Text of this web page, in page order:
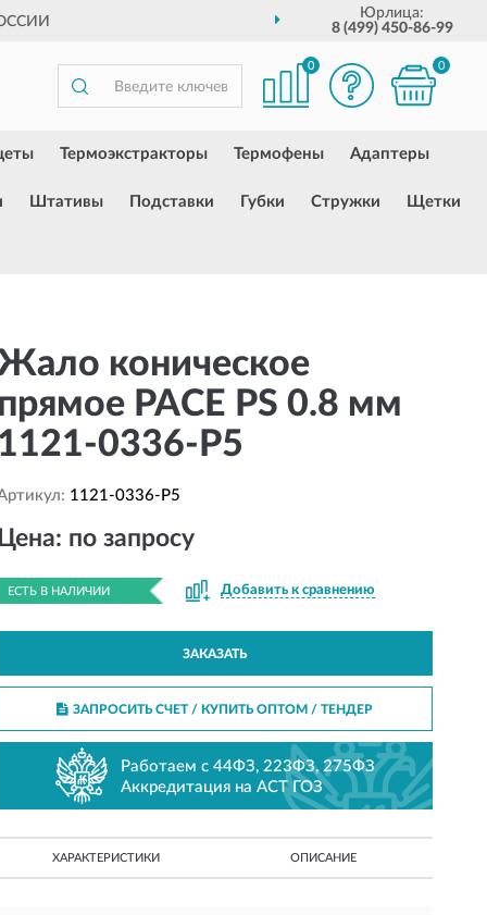
Юрлица:
8 (499) 450-86-99
0 0
Термоэкстракторы Термофены Адаптеры
Штативы Подставки Губки Стружки Щетки
коническое
прямое PACE PS 0.8 мм
1121-0336-P5
1121-0336-P5
Цена: по запросу
ЕСТЬ В НАЛИЧИИ Добавить к сравнению
ЗАКАЗАТЬ
ЗАПРОСИТЬ СЧЕТ / КУПИТЬ ОПТОМ/ ТЕНДЕР
Работаем с 44ФЗ, 223ФЗ, 275ФЗ
Аккредитация на АСТ ГОЗ
ХАРАКТЕРИСТИКИ ОПИСАНИЕ